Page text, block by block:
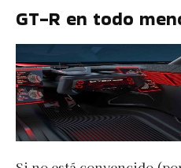
GT-R en todo